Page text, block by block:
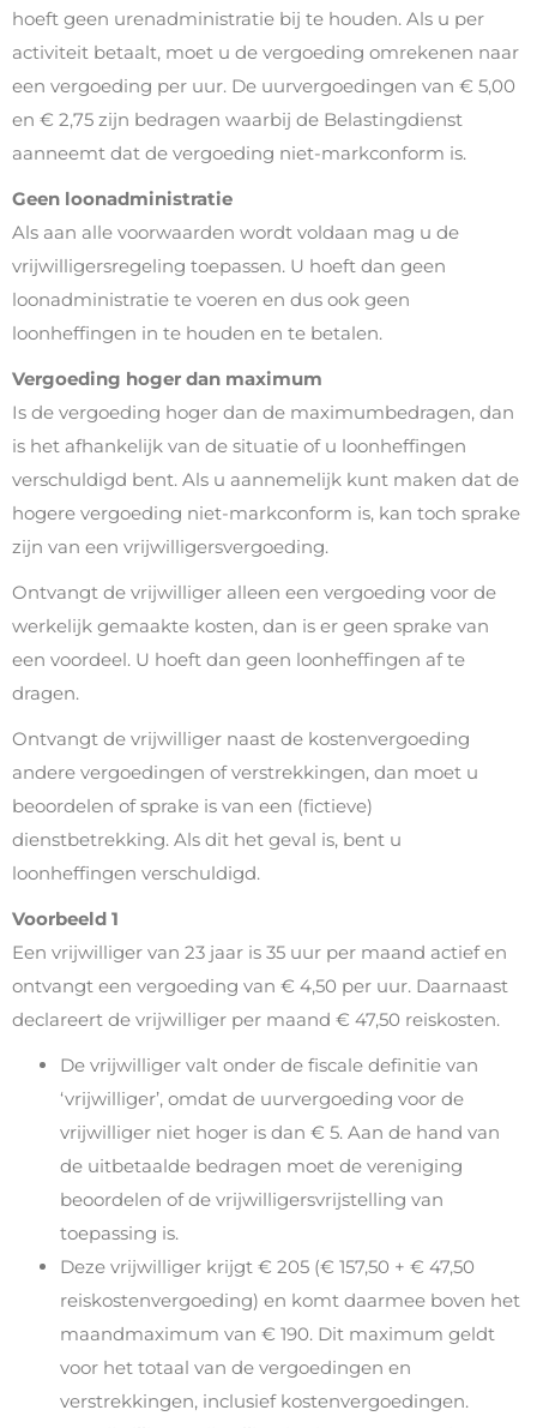
hoeft geen urenadministratie bij te houden. Als u per
activiteit betaalt, moet u de vergoeding omrekenen naar
een vergoeding per uur. De uurvergoedingen van € 5,00
en € 2,75 zijn bedragen waarbij de Belastingdienst
aanneemt dat de vergoeding niet-markconform is.
Geen loonadministratie
Als aan alle voorwaarden wordt voldaan mag u de
vrijwilligersregeling toepassen. U hoeft dan geen
loonadministratie te voeren en dus ook geen
loonheffingen in te houden en te betalen.
Vergoeding hoger dan maximum
Is de vergoeding hoger dan de maximumbedragen, dan
is het afhankelijk van de situatie of u loonheffingen
verschuldigd bent. Als u aannemelijk kunt maken dat de
hogere vergoeding niet-markconform is, kan toch sprake
zijn van een vrijwilligersvergoeding.
Ontvangt de vrijwilliger alleen een vergoeding voor de
werkelijk gemaakte kosten, dan is er geen sprake van
een voordeel. U hoeft dan geen loonheffingen af te
dragen.
Ontvangt de vrijwilliger naast de kostenvergoeding
andere vergoedingen of verstrekkingen, dan moet u
beoordelen of sprake is van een (fictieve)
dienstbetrekking. Als dit het geval is, bent u
loonheffingen verschuldigd.
Voorbeeld 1
Een vrijwilliger van 23 jaar is 35 uur per maand actief en
ontvangt een vergoeding van € 4,50 per uur. Daarnaast
declareert de vrijwilliger per maand € 47,50 reiskosten.
De vrijwilliger valt onder de fiscale definitie van
‘vrijwilliger’, omdat de uurvergoeding voor de
vrijwilliger niet hoger is dan € 5. Aan de hand van
de uitbetaalde bedragen moet de vereniging
beoordelen of de vrijwilligersvrijstelling van
toepassing is.
Deze vrijwilliger krijgt € 205 (€ 157,50 + € 47,50
reiskostenvergoeding) en komt daarmee boven het
maandmaximum van € 190. Dit maximum geldt
voor het totaal van de vergoedingen en
verstrekkingen, inclusief kostenvergoedingen.